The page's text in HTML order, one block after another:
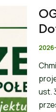
ust.